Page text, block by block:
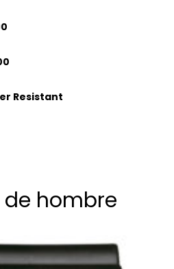
Resistant
de hombre